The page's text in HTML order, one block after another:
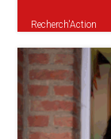
Recherch'Action
En cette
nous
accès à un
La crise du